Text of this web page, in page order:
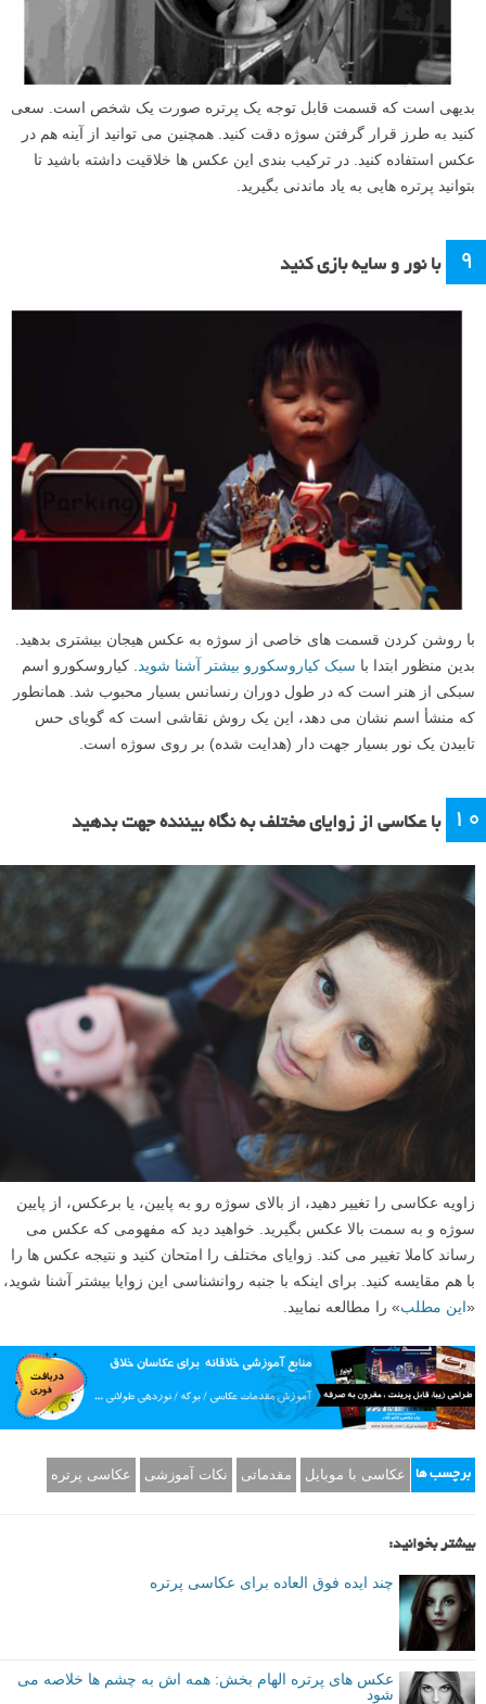
بدیهی است که قسمت قابل توجه یک پرتره صورت یک شخص است. سعی
کنید به طرز قرار گرفتن سوژه دقت کنید. همچنین می توانید از آینه هم در
عکس استفاده کنید. در ترکیب بندی این عکس ها خلاقیت داشته باشید تا
بتوانید پرتره هایی به یاد ماندنی بگیرید.
۹ با نور و سایه بازی کنید
با روشن کردن قسمت های خاصی از سوژه به عکس هیجان بیشتری بدهید.
بدین منظور ابتدا با سبک کیاروسکورو بیشتر آشنا شوید
. کیاروسکورو اسم
سبکی از هنر است که در طول دوران رنسانس بسیار محبوب شد. همانطور
که منشأ اسم نشان می دهد، این یک روش نقاشی است که گویای حس
تابیدن یک نور بسیار جهت دار (هدایت شده) بر روی سوژه است.
۱۰ با عکاسی از زوایای مختلف به نگاه بیننده جهت بدهید
زاویه عکاسی را تغییر دهید، از بالای سوژه رو به پایین، یا برعکس، از پایین
سوژه و به سمت بالا عکس بگیرید. خواهید دید که مفهومی که عکس می
رساند کاملا تغییر می کند. زوایای مختلف را امتحان کنید و نتیجه عکس ها را
با هم مقایسه کنید. برای اینکه با جنبه روانشناسی این زوایا بیشتر آشنا شوید،
«این مطلب» را مطالعه نمایید.
برچسب ها عکاسی با موبایل مقدماتی نکات آموزشی عکاسی پرتره
بیشتر بخوانید:
چند ایده فوق العاده برای عکاسی پرتره
عکس های پرتره الهام بخش: همه اش به چشم ها خلاصه می
شود